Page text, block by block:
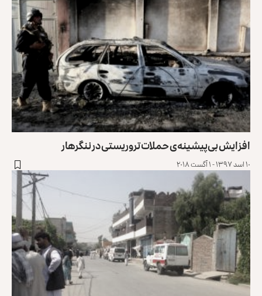
افزایش بی‌پیشینه‌ی حملات تروریستی در ننگرهار
۱۰ اسد ۱۳۹۷ - ۱ آگست ۲۰۱۸